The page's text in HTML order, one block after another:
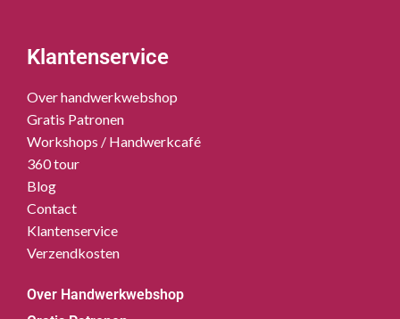
Klantenservice
Over handwerkwebshop
Gratis Patronen
Workshops / Handwerkcafé
360 tour
Blog
Contact
Klantenservice
Verzendkosten
Over Handwerkwebshop